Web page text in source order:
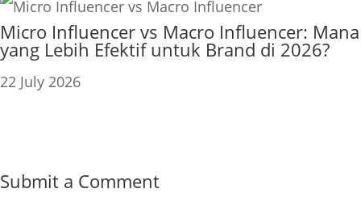
Micro Influencer vs Macro Influencer: Mana
yang Lebih Efektif untuk Brand di 2026?
22 July 2026
Submit a Comment